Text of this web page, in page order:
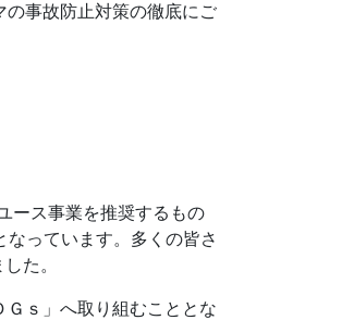
事故防止対策の徹底にご
ース事業を推奨するもの
っています。多くの皆さ
た。
ｓ」へ取り組むこととな